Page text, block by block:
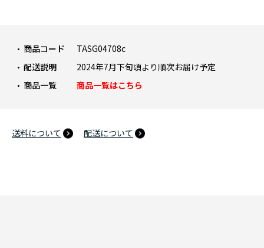
商品コード
TASG04708c
配送説明
2024年7月下旬頃より順次お届け予定
商品一覧
商品一覧はこちら
送料について 配送について